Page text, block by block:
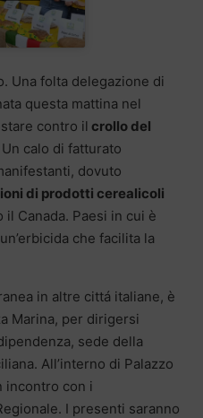
Una folta delegazione di
questa mattina nel
contro il crollo del
Un calo di fatturato
dovuto
di prodotti cerealicoli
il Canada. Paesi in cui è
che facilita la
in altre cittá italiane, è
Marina, per dirigersi
sede della
All’interno di Palazzo
incontro con i
I presenti saranno